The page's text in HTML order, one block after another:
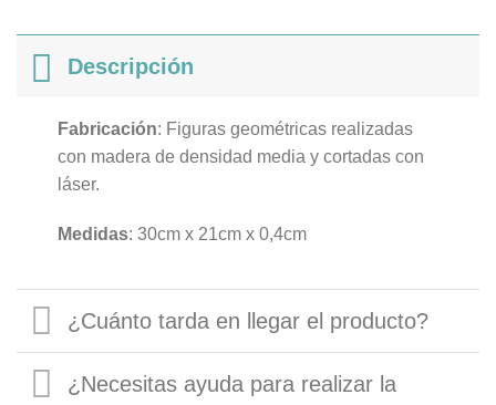
Descripción
Fabricación: Figuras geométricas realizadas
con madera de densidad media y cortadas con
láser.
Medidas: 30cm x 21cm x 0,4cm
¿Cuánto tarda en llegar el producto?
¿Necesitas ayuda para realizar la